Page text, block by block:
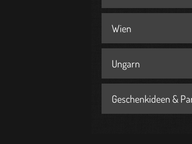
Wien
Ungarn
Geschenkideen &